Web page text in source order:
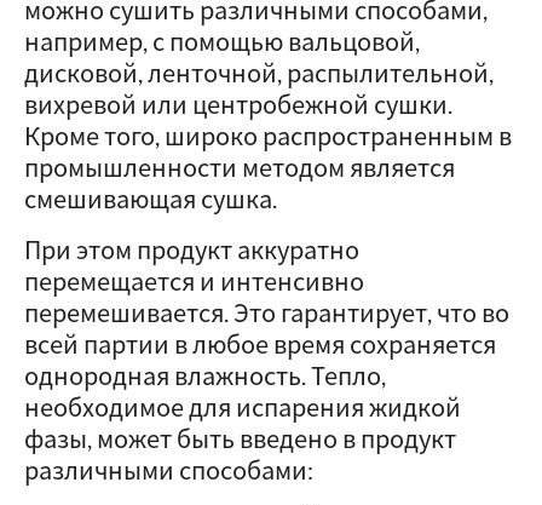
можно сушить различными способами,
например, с помощью вальцовой,
дисковой, ленточной, распылительной,
вихревой или центробежной сушки.
Кроме того, широко распространенным в
промышленности методом является
смешивающая сушка.
При этом продукт аккуратно
перемещается и интенсивно
перемешивается. Это гарантирует, что во
всей партии в любое время сохраняется
однородная влажность. Тепло,
необходимое для испарения жидкой
фазы, может быть введено в продукт
различными способами: